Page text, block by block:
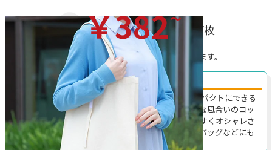
￥382~
(税込)/枚
※プリントを行わない場合の税込価格です。
※無地の場合、ロット割れ手数料がかかることがあります。
折りたたみに便利な紐付きのLサイズエコバッグ。
118-C｜Lサイズの、折りたたみに便利な紐付きでコンパクトにできる
ため持ち歩きにも便利なエコバッグです。ナチュラルな風合いのコッ
トン素材はどんなオリジナルプリントにもマッチしやすくオシャレさ
があります。そのため雑貨ショップなどの物販用エコバッグなどにも
おすすめです。